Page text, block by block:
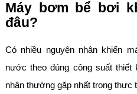
Máy bơm bể bơi
đâu?
Có nhiều nguyên nhân khiến
nước theo đúng công suất
nhân thường gặp nhất trong thực